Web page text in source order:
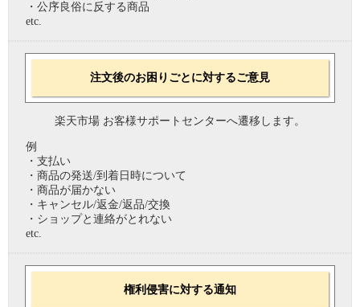
・公序良俗に反する商品
etc.
注文後のお困りごとに対するご意見
楽天市場 お客様サポートセンターへ遷移します。
例
・支払い
・商品の発送/到着日時について
・商品が届かない
・キャンセル/返金/返品/交換
・ショップと連絡がとれない
etc.
権利侵害に対する通知